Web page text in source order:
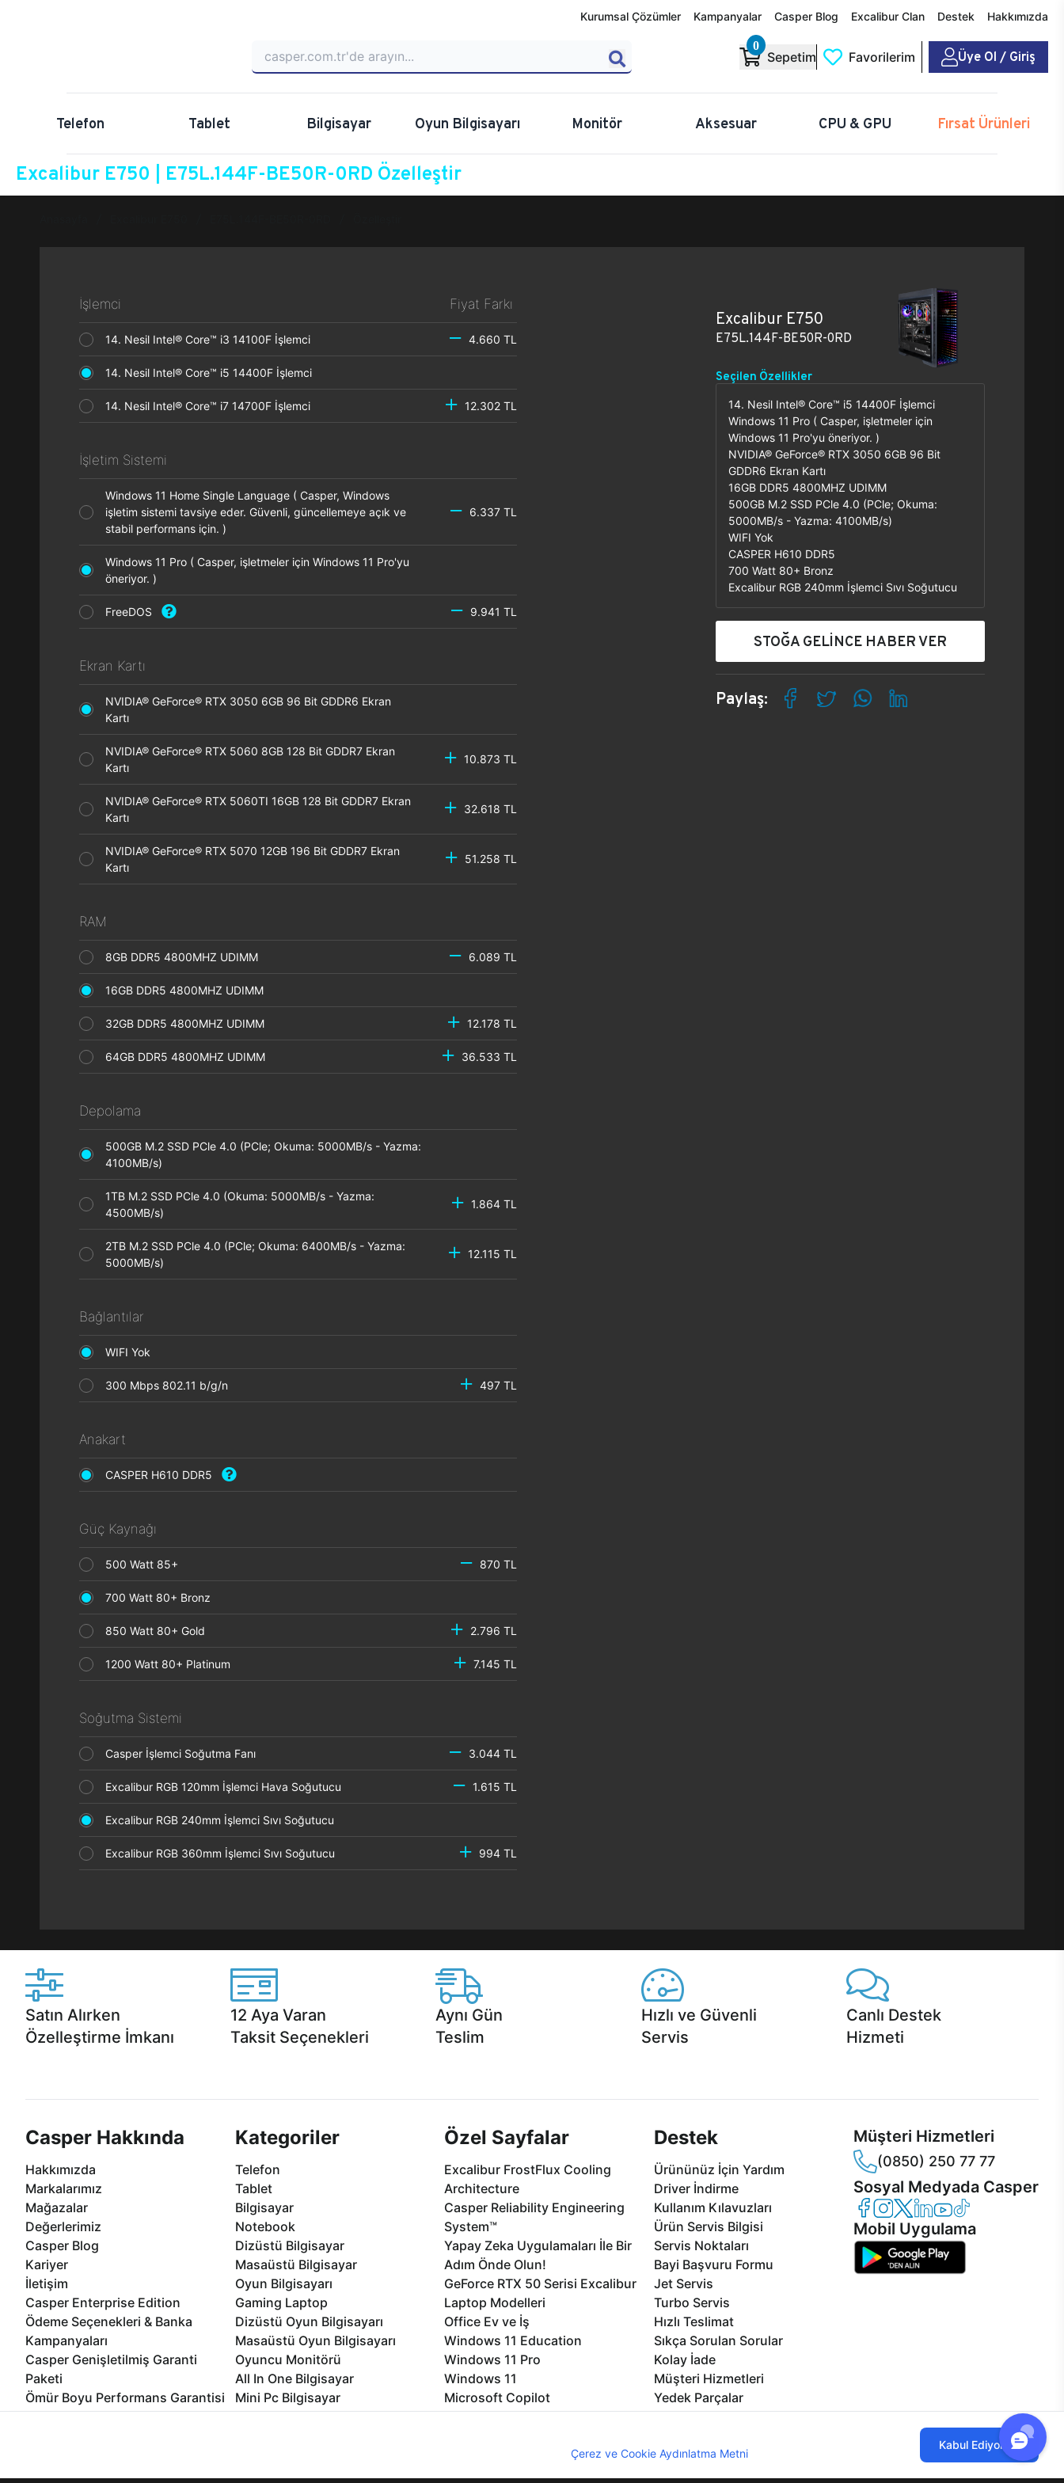
Kurumsal Çözümler Kampanyalar Casper Blog Excalibur Clan Destek Hakkımızda
0
Sepetim Favorilerim Üye Ol / Giriş
Telefon Tablet Bilgisayar Oyun Bilgisayarı Monitör Aksesuar CPU & GPU Fırsat Ürünleri
Excalibur E750 | E75L.144F-BE50R-0RD Özelleştir
İşlemci Fiyat Farkı
14. Nesil Intel® Core™ i3 14100F İşlemci 4.660 TL
14. Nesil Intel® Core™ i5 14400F İşlemci
14. Nesil Intel® Core™ i7 14700F İşlemci 12.302 TL
İşletim Sistemi
Windows 11 Home Single Language ( Casper, Windows
işletim sistemi tavsiye eder. Güvenli, güncellemeye açık ve
stabil performans için. )
6.337 TL
Windows 11 Pro ( Casper, işletmeler için Windows 11 Pro'yu
öneriyor. )
FreeDOS 9.941 TL
Ekran Kartı
NVIDIA® GeForce® RTX 3050 6GB 96 Bit GDDR6 Ekran
Kartı
NVIDIA® GeForce® RTX 5060 8GB 128 Bit GDDR7 Ekran
Kartı
10.873 TL
NVIDIA® GeForce® RTX 5060TI 16GB 128 Bit GDDR7 Ekran
Kartı
32.618 TL
NVIDIA® GeForce® RTX 5070 12GB 196 Bit GDDR7 Ekran
Kartı
51.258 TL
RAM
8GB DDR5 4800MHZ UDIMM 6.089 TL
16GB DDR5 4800MHZ UDIMM
32GB DDR5 4800MHZ UDIMM 12.178 TL
64GB DDR5 4800MHZ UDIMM 36.533 TL
Depolama
500GB M.2 SSD PCle 4.0 (PCle; Okuma: 5000MB/s - Yazma:
4100MB/s)
1TB M.2 SSD PCle 4.0 (Okuma: 5000MB/s - Yazma:
4500MB/s)
1.864 TL
2TB M.2 SSD PCle 4.0 (PCle; Okuma: 6400MB/s - Yazma:
5000MB/s)
12.115 TL
Bağlantılar
WIFI Yok
300 Mbps 802.11 b/g/n 497 TL
Anakart
CASPER H610 DDR5
Güç Kaynağı
500 Watt 85+ 870 TL
700 Watt 80+ Bronz
850 Watt 80+ Gold 2.796 TL
1200 Watt 80+ Platinum 7.145 TL
Soğutma Sistemi
Casper İşlemci Soğutma Fanı 3.044 TL
Excalibur RGB 120mm İşlemci Hava Soğutucu 1.615 TL
Excalibur RGB 240mm İşlemci Sıvı Soğutucu
Excalibur RGB 360mm İşlemci Sıvı Soğutucu 994 TL
Excalibur E750
E75L.144F-BE50R-0RD
Seçilen Özellikler
14. Nesil Intel® Core™ i5 14400F İşlemci
Windows 11 Pro ( Casper, işletmeler için
Windows 11 Pro'yu öneriyor. )
NVIDIA® GeForce® RTX 3050 6GB 96 Bit
GDDR6 Ekran Kartı
16GB DDR5 4800MHZ UDIMM
500GB M.2 SSD PCle 4.0 (PCle; Okuma:
5000MB/s - Yazma: 4100MB/s)
WIFI Yok
CASPER H610 DDR5
700 Watt 80+ Bronz
Excalibur RGB 240mm İşlemci Sıvı Soğutucu
STOĞA GELİNCE HABER VER
Paylaş:
Satın Alırken
Özelleştirme İmkanı
12 Aya Varan
Taksit Seçenekleri
Aynı Gün
Teslim
Hızlı ve Güvenli
Servis
Canlı Destek
Hizmeti
Casper Hakkında
Hakkımızda
Markalarımız
Mağazalar
Değerlerimiz
Casper Blog
Kariyer
İletişim
Casper Enterprise Edition
Ödeme Seçenekleri & Banka
Kampanyaları
Casper Genişletilmiş Garanti
Paketi
Ömür Boyu Performans Garantisi
Kategoriler
Telefon
Tablet
Bilgisayar
Notebook
Dizüstü Bilgisayar
Masaüstü Bilgisayar
Oyun Bilgisayarı
Gaming Laptop
Dizüstü Oyun Bilgisayarı
Masaüstü Oyun Bilgisayarı
Oyuncu Monitörü
All In One Bilgisayar
Mini Pc Bilgisayar
Kampanyalar
Özel Sayfalar
Excalibur FrostFlux Cooling
Architecture
Casper Reliability Engineering
System™
Yapay Zeka Uygulamaları İle Bir
Adım Önde Olun!
GeForce RTX 50 Serisi Excalibur
Laptop Modelleri
Office Ev ve İş
Windows 11 Education
Windows 11 Pro
Windows 11
Microsoft Copilot
Excalibur Duvar Kağıtları
Destek
Ürününüz İçin Yardım
Driver İndirme
Kullanım Kılavuzları
Ürün Servis Bilgisi
Servis Noktaları
Bayi Başvuru Formu
Jet Servis
Turbo Servis
Hızlı Teslimat
Sıkça Sorulan Sorular
Kolay İade
Müşteri Hizmetleri
Yedek Parçalar
Logo ve Görseller
Müşteri Hizmetleri
(0850) 250 77 77
Sosyal Medyada Casper
Casper Facebook
Casper Instagram
Casper Twitter
Casper LinkedIn
Casper YouTube
Casper TikTok
Mobil Uygulama
Çerez ve Cookie Aydınlatma Metni
Kabul Ediyorum